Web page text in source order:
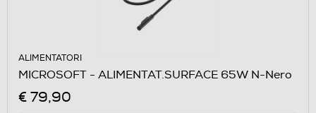
ALIMENTATORI
MICROSOFT - ALIMENTAT.SURFACE 65W N-Nero
€ 79,90